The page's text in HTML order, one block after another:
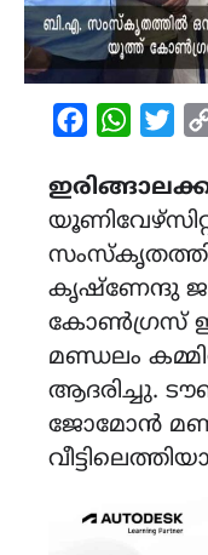
Facebook
സംസ്കൃതത്തിൽ
കൃഷ്ണേന്ദു
കോൺഗ്രസ്
മണ്ഡലം
ആദരിച്ചു.
ജോമോൻ